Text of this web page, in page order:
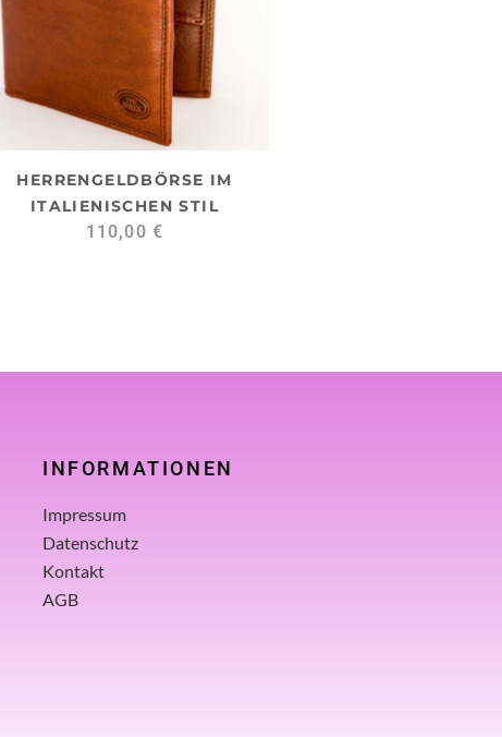
HERRENGELDBÖRSE IM
ITALIENISCHEN STIL
110,00€
INFORMATIONEN
Impressum
Datenschutz
Kontakt
AGB